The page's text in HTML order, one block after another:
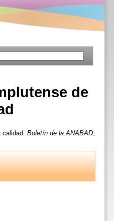
de
Boletín de la ANABAD